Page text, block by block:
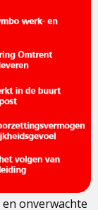
onverwachte